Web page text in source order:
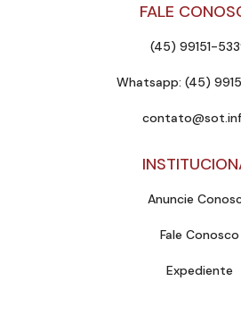
FALE
(45) 99151-
Whatsapp: (45)
Anuncie
Fale Conosco
Expediente